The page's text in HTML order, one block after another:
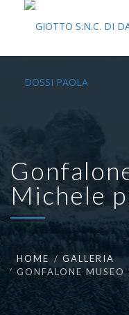
Michele
HOME
GALLERIA
GONFALONE